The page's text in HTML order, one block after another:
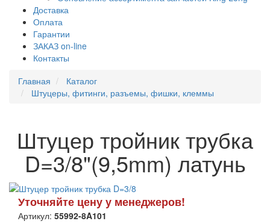
Доставка
Оплата
Гарантии
ЗАКАЗ on-line
Контакты
Главная
Каталог
Штуцеры, фитинги, разъемы, фишки, клеммы
Штуцер тройник трубка
D=3/8"(9,5mm) латунь
Уточняйте цену у менеджеров!
Артикул: 55992-8A101